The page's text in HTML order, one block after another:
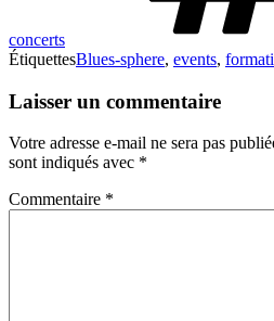
concerts
ÉtiquettesBlues-sphere, events,
Laisser un commentaire
Votre adresse e-mail ne sera pas
sont indiqués avec *
Commentaire *